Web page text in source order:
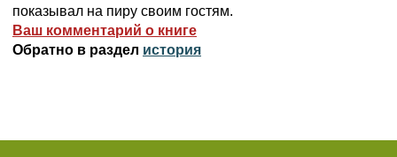
показывал на пиру своим гостям.
Ваш комментарий о книге
Обратно в раздел история